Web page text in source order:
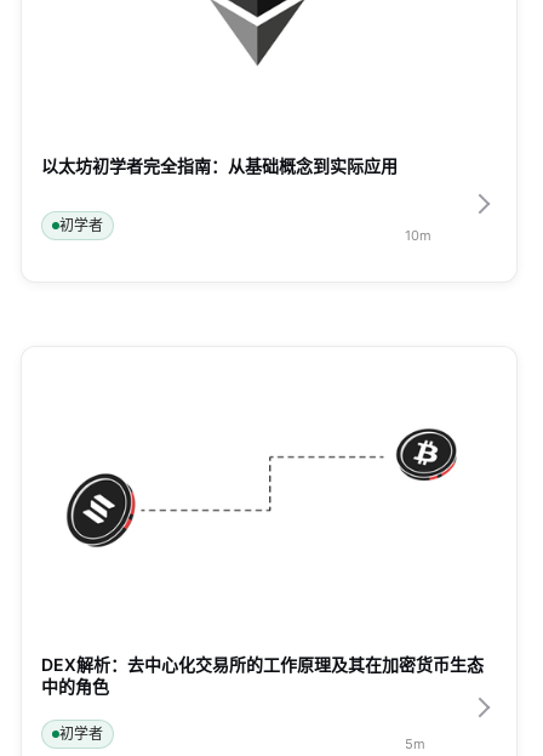
以太坊初学者完全指南：从基础概念到实际应用
初学者
10m
DEX解析：去中心化交易所的工作原理及其在加密货币生态
中的角色
初学者
5m